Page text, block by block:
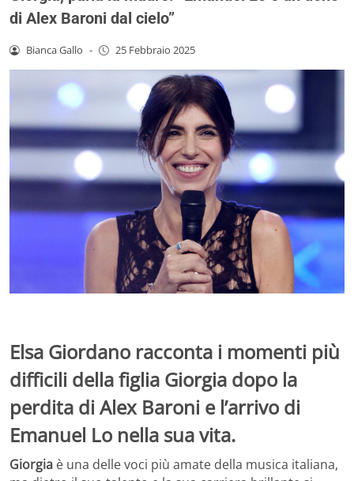
di Alex Baroni dal cielo”
Bianca Gallo - 25 Febbraio 2025
Elsa Giordano racconta i momenti più
difficili della figlia Giorgia dopo la
perdita di Alex Baroni e l’arrivo di
Emanuel Lo nella sua vita.
Giorgia è una delle voci più amate della musica italiana,